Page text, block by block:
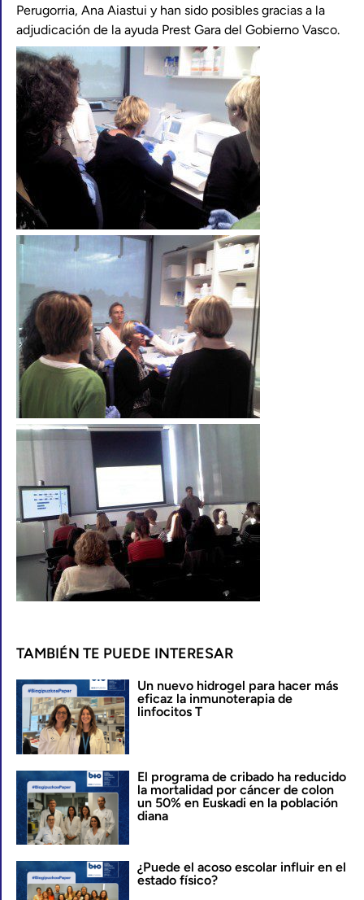
Perugorria, Ana Aiastui y han sido posibles gracias a la
adjudicación de la ayuda Prest Gara del Gobierno Vasco.
TAMBIÉN TE PUEDE INTERESAR
Un nuevo hidrogel para hacer más
eficaz la inmunoterapia de
linfocitos T
El programa de cribado ha reducido
la mortalidad por cáncer de colon
un 50% en Euskadi en la población
diana
¿Puede el acoso escolar influir en el
estado físico?